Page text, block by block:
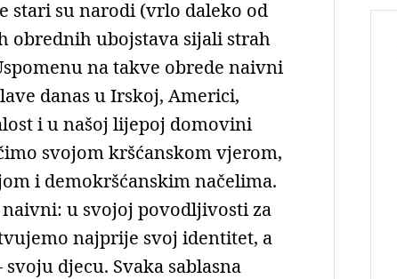
stari su narodi (vrlo daleko od
ubojstava sijali strah
na takve obrede naivni
danas u Irskoj, Americi,
i u našoj lijepoj domovini
svojom kršćanskom vjerom,
i demokršćanskim načelima.
u svojoj povodljivosti za
najprije svoj identitet, a
djecu. Svaka sablasna